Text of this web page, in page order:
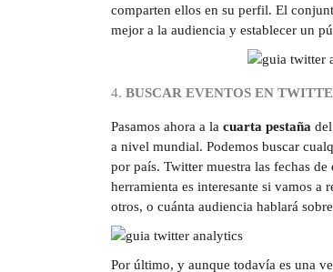
comparten ellos en su perfil. El
mejor a la audiencia y establecer un
BUSCAR EVENTOS EN
Pasamos ahora a la cuarta pestaña
a nivel mundial. Podemos buscar
por país. Twitter muestra las fechas
herramienta es interesante si vamos
otros, o cuánta audiencia hablará
Por último, y aunque todavía es una